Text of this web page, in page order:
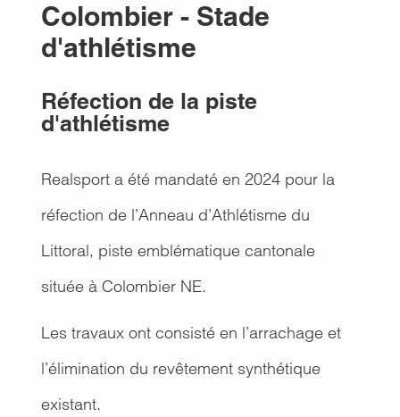
Colombier - Stade
d'athlétisme
Réfection de la piste
d'athlétisme
Realsport a été mandaté en 2024 pour la
réfection de l’Anneau d’Athlétisme du
Littoral, piste emblématique cantonale
située à Colombier NE.
Les travaux ont consisté en l’arrachage et
l’élimination du revêtement synthétique
existant.